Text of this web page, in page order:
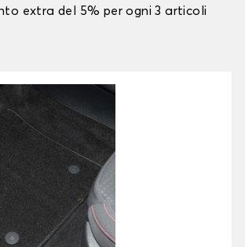
extra del 5% per ogni 3 articoli